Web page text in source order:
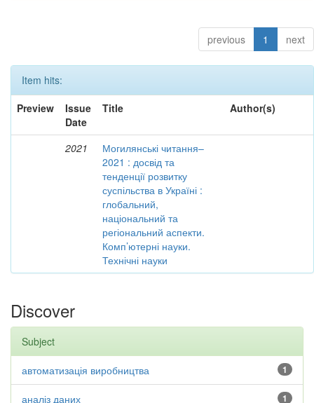
previous 1 next
Item hits:
Preview
Issue
Date
Title Author(s)
2021
Могилянські читання–
2021 : досвід та
тенденції розвитку
суспільства в Україні :
глобальний,
національний та
регіональний аспекти.
Комп’ютерні науки.
Технічні науки
Discover
Subject
1
автоматизація виробництва
1
аналіз даних